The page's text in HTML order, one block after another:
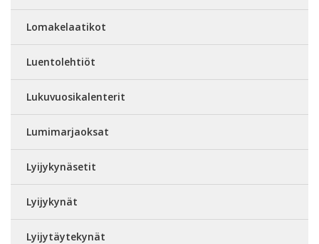
Lomakelaatikot
Luentolehtiöt
Lukuvuosikalenterit
Lumimarjaoksat
Lyijykynäsetit
Lyijykynät
Lyijytäytekynät